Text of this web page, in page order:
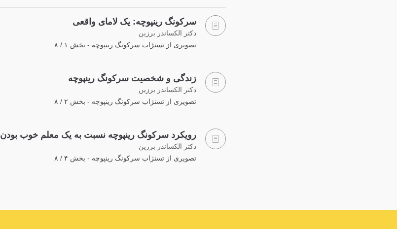
سرکونگ رینپوچه: یک لامای واقعی
دکتر الکساندر برزین
تصویری از تسنژاب سرکونگ رینپوچه - بخش ۱ / ۸
زندگی و شخصیت سرکونگ رینپوچه
دکتر الکساندر برزین
تصویری از تسنژاب سرکونگ رینپوچه - بخش ۲ / ۸
رویکرد سرکونگ رینپوچه نسبت به یک معلم خوب بودن
دکتر الکساندر برزین
تصویری از تسنژاب سرکونگ رینپوچه - بخش ۴ / ۸